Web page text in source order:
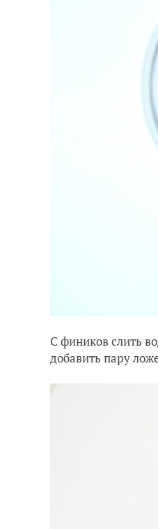
С фиников слить
добавить пару